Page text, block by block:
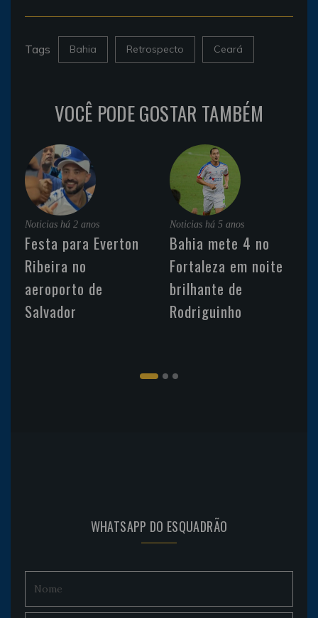
Tags Bahia Retrospecto Ceará
VOCÊ PODE GOSTAR TAMBÉM
Noticias há 2 anos
Festa para Everton
Ribeira no
aeroporto de
Salvador
Noticias há 5 anos
Bahia mete 4 no
Fortaleza em noite
brilhante de
Rodriguinho
WHATSAPP DO ESQUADRÃO